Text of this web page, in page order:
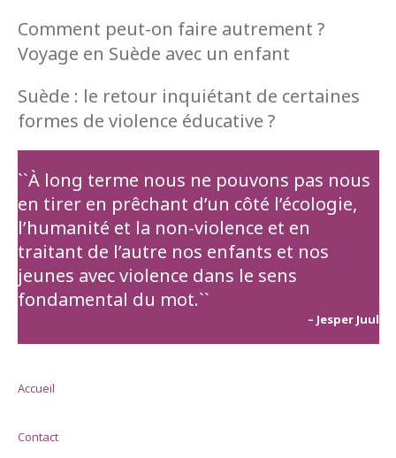
Comment peut-on faire autrement ?
Voyage en Suède avec un enfant
Suède : le retour inquiétant de certaines
formes de violence éducative ?
``À long terme nous ne pouvons pas nous
en tirer en prêchant d’un côté l’écologie,
l’humanité et la non-violence et en
traitant de l’autre nos enfants et nos
jeunes avec violence dans le sens
fondamental du mot.``
– Jesper Juul
Accueil
Contact